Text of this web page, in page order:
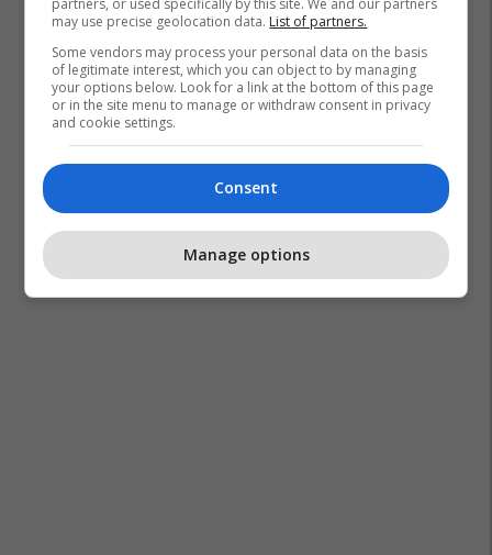
Britania E Madhe Rishi Sunak Microsoft
partners, or used specifically by this site. We and our partners
may use precise geolocation data. List of partners.
Some vendors may process your personal data on the basis
of legitimate interest, which you can object to by managing
your options below. Look for a link at the bottom of this page
or in the site menu to manage or withdraw consent in privacy
and cookie settings.
Consent
Manage options